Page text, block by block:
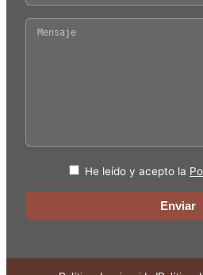
He leído y acepto la